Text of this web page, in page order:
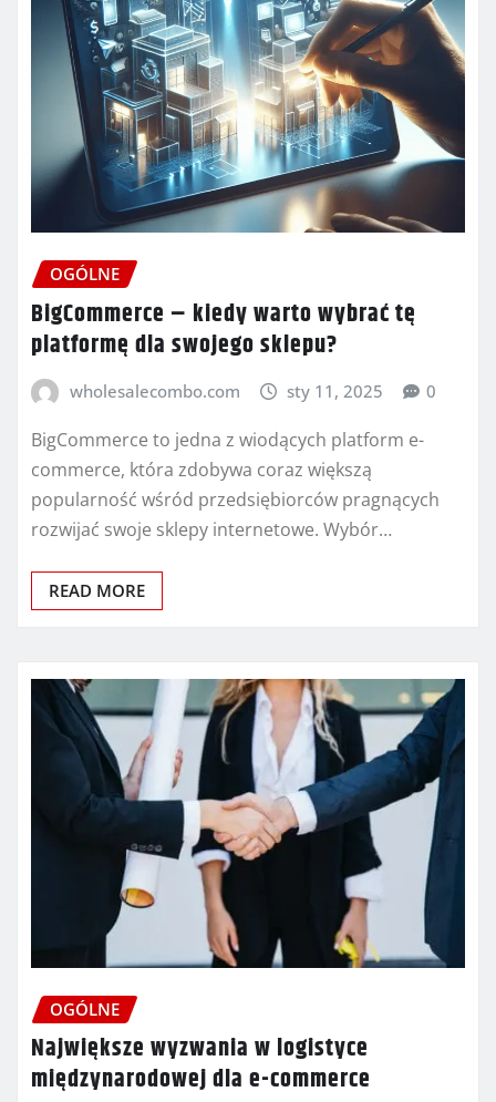
OGÓLNE
BigCommerce – kiedy warto wybrać tę
platformę dla swojego sklepu?
wholesalecombo.com sty 11, 2025 0
BigCommerce to jedna z wiodących platform e-
commerce, która zdobywa coraz większą
popularność wśród przedsiębiorców pragnących
rozwijać swoje sklepy internetowe. Wybór…
READ MORE
OGÓLNE
Największe wyzwania w logistyce
międzynarodowej dla e-commerce